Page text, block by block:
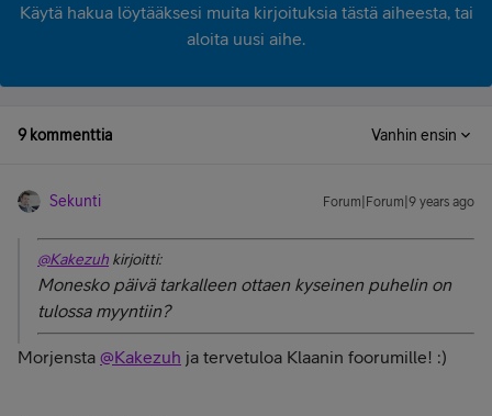
Käytä hakua löytääksesi muita kirjoituksia tästä aiheesta, tai
aloita uusi aihe.
9 kommenttia Vanhin ensin
Sekunti Forum|Forum|9 years ago
@Kakezuh kirjoitti:
Monesko päivä tarkalleen ottaen kyseinen puhelin on
tulossa myyntiin?
Morjensta @Kakezuh ja tervetuloa Klaanin foorumille! :)